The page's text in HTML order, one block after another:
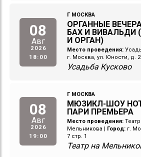
08
Авг
2026
18:00
Г МОСКВА
ОРГАННЫЕ
БАХ И ВИВАЛЬДИ
И ОРГАН)
Место проведения:
г. Москва, ул. Юности, д. 2
Усадьба Кусково
08
Авг
2026
19:00
Г МОСКВА
МЮЗИКЛ-ШОУ
ПАРИ ПРЕМЬЕРА
Место проведения:
Мельникова
Город: г.
7 стр. 1
Театр на